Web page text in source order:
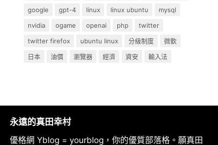
google
gpt-4 linux linux ubuntu
mysql
nvidia
ogame openai php
twitter
twitter firefox
ubuntu linux 分級制度
微軟
日本
油價 瀏覽器 經濟 資安 輸入法
永遠的真田幸村
優格網 Yblog = yourblog，你的優質部落格。願真田